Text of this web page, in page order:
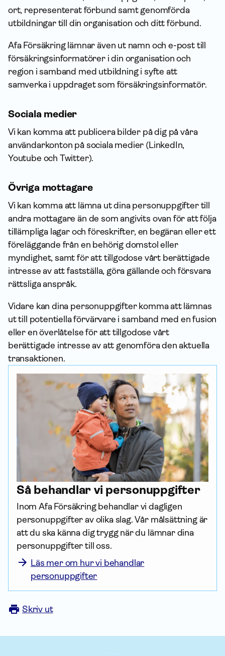
ort, representerat förbund samt genomförda
utbildningar till din organisation och ditt förbund.
Afa För­säkring lämnar även ut namn och e-post till
försäkrings­informatörer i din organisation och
region i samband med utbildning i syfte att
samverka i uppdraget som försäkrings­informatör.
Sociala medier
Vi kan komma att publicera bilder på dig på våra
användarkonton på sociala medier (LinkedIn,
Youtube och Twitter).
Övriga mottagare
Vi kan komma att lämna ut dina person­uppgifter till
andra mottagare än de som angivits ovan för att följa
tillämpliga lagar och föreskrifter, en begäran eller ett
föreläggande från en behörig domstol eller
myndighet, samt för att tillgodose vårt berättigade
intresse av att fastställa, göra gällande och försvara
rättsliga anspråk.
Vidare kan dina person­uppgifter komma att lämnas
ut till potentiella förvärvare i samband med en fusion
eller en överlåtelse för att tillgodose vårt
berättigade intresse av att genomföra den aktuella
transaktionen.
Så behandlar vi person­uppgifter
Inom Afa För­säkring behandlar vi dagligen
person­uppgifter av olika slag. Vår målsättning är
att du ska känna dig trygg när du lämnar dina
person­uppgifter till oss.
Läs mer om hur vi behandlar
personuppgifter
Skriv ut